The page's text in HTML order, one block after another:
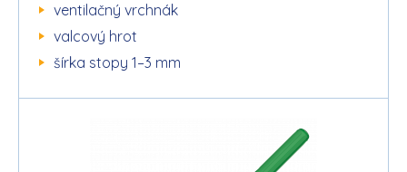
ventilačný vrchnák
valcový hrot
šírka stopy 1–3 mm